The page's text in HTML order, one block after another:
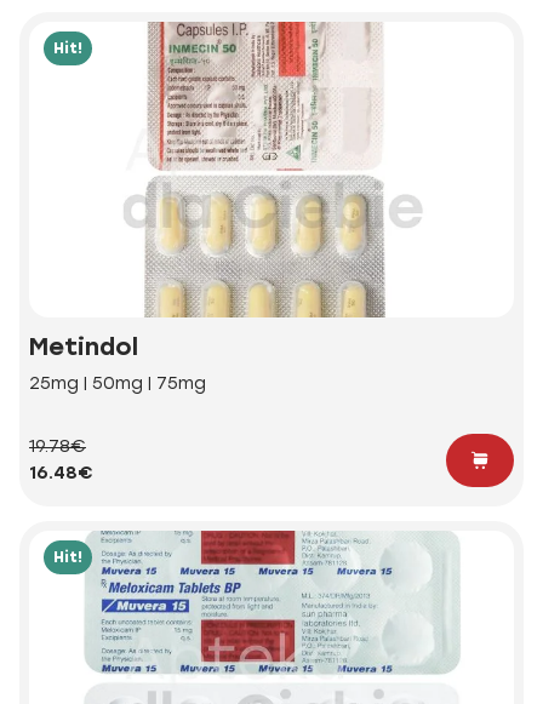
Hit!
Metindol
25mg | 50mg | 75mg
19.78€
16.48€
Hit!